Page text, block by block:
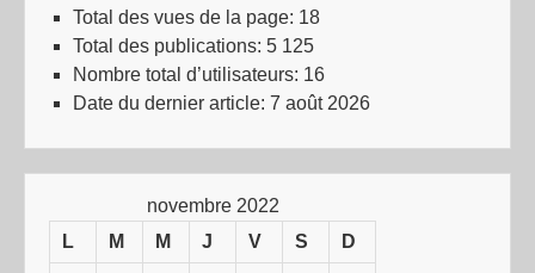
Total des vues de la page: 18
Total des publications: 5 125
Nombre total d’utilisateurs: 16
Date du dernier article: 7 août 2026
novembre 2022
L
M M J V S D